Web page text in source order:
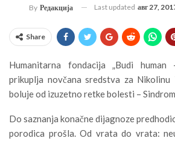
By Редакција Last updated авг 27,
Share
Humanitarna fondacija „Budi human
prikuplja novčana sredstva za Nikolinu
boluje od izuzetno retke bolesti –
Do saznanja konačne dijagnoze
porodica prošla. Od vrata do vrata: